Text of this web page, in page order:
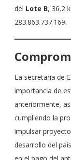
del Lote B, 36,2
283.863.737.169.
La secretaria de
importancia de
anteriormente,
cumpliendo la
impulsar
desarrollo del